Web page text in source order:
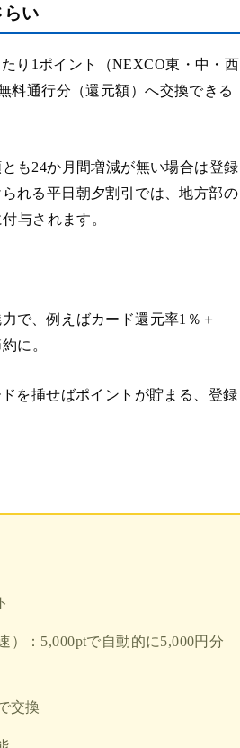
らい
り1ポイント（NEXCO東・中・西
料通行分（還元額）へ交換できる
も24か月間増減が無い場合は登録
れる平日朝夕割引では、地方部の
与されます。
で、例えばカード還元率1％＋
に。
を挿せばポイントが貯まる、登録
：5,000ptで自動的に5,000円分
交換